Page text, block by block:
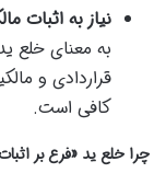
نیاز به اثبات
به معنای خلع
قراردادی و
کافی است.
چرا خلع ید «فرع بر